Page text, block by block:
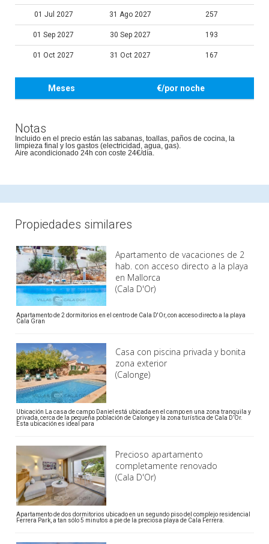
01 Jul 2027 31 Ago 2027 257
01 Sep 2027 30 Sep 2027 193
01 Oct 2027 31 Oct 2027 167
Meses €/por noche
Notas
Incluido en el precio están las sabanas, toallas, paños de cocina, la
limpieza final y los gastos (electricidad, agua, gas).
Aire acondicionado 24h con coste 24€/día.
Propiedades similares
Apartamento de vacaciones de 2
hab. con acceso directo a la playa
en Mallorca
(Cala D'Or)
Apartamento de 2 dormitorios en el centro de Cala D'Or, con acceso directo a la playa
Cala Gran
Casa con piscina privada y bonita
zona exterior
(Calonge)
Ubicación La casa de campo Daniel está ubicada en el campo en una zona tranquila y
privada, cerca de la pequeña población de Calonge y la zona turística de Cala D’Or.
Esta ubicación es ideal para
Precioso apartamento
completamente renovado
(Cala D'Or)
Apartamento de dos dormitorios ubicado en un segundo piso del complejo residencial
Ferrera Park, a tan sólo 5 minutos a pie de la preciosa playa de Cala Ferrera.